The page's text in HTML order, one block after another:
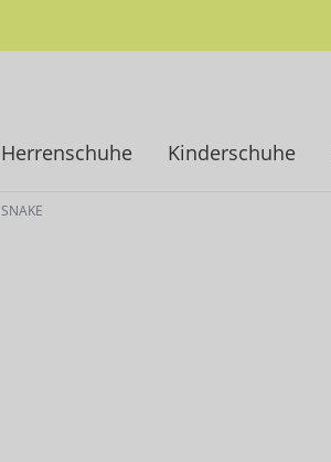
Herrenschuhe Kinderschuhe
SNAKE